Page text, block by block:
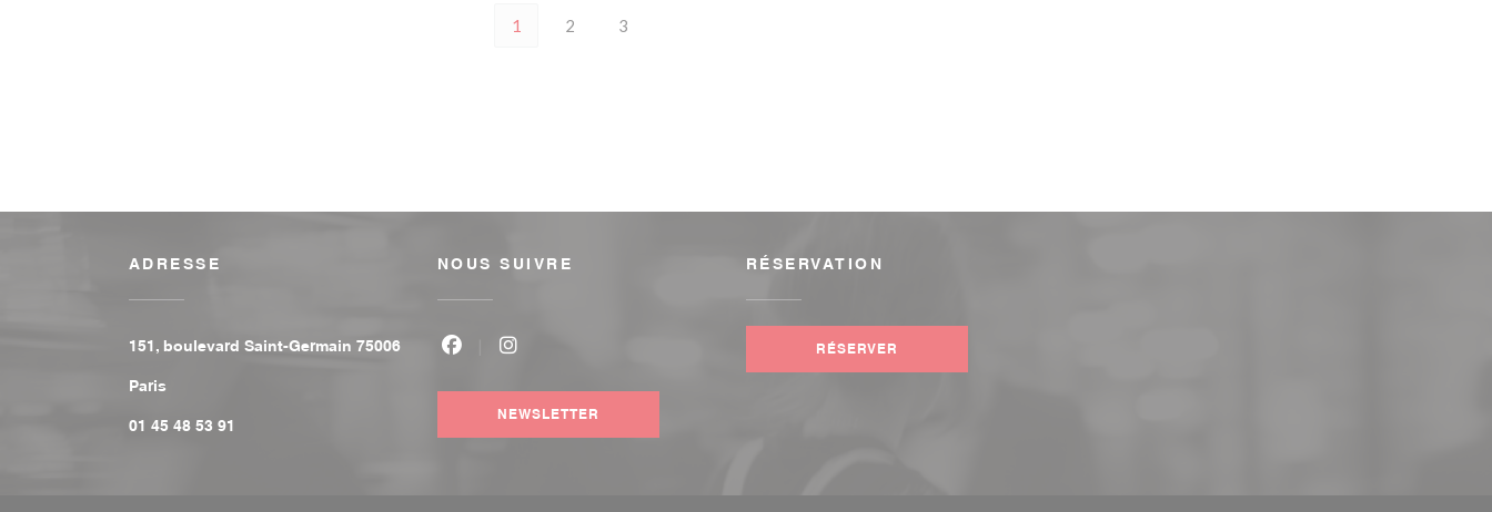
1 2 3
ADRESSE
151, boulevard Saint-Germain 75006
Paris((ouvre une nouvelle fenêtre))
01 45 48 53 91
NOUS SUIVRE
NEWSLETTER
RÉSERVATION
RÉSERVER